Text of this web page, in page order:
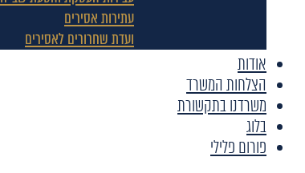
עתירות אסירים
ועדת שחרורים לאסירים
אודות
הצלחות המשרד
משרדנו בתקשורת
בלוג
פורום פלילי